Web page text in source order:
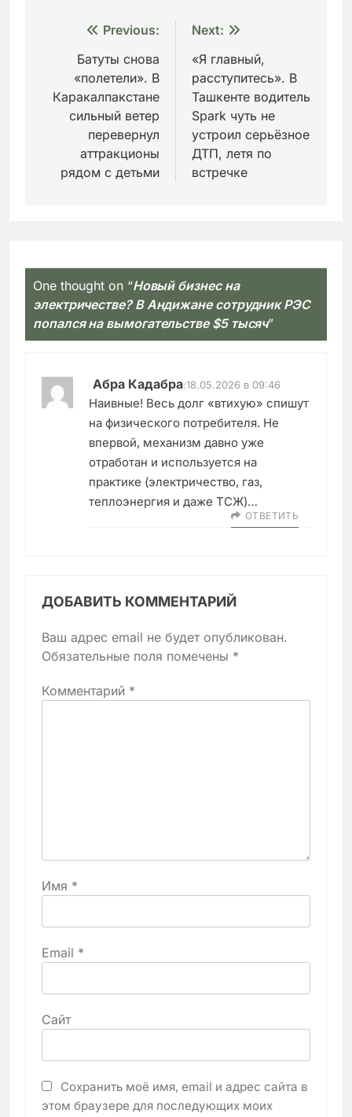
Навигация
записям
Previous:
Батуты снова
«полетели». В
Каракалпакстане
сильный ветер
перевернул
аттракционы
рядом с детьми
Next:
«Я главный,
расступитесь». В
Ташкенте водитель
Spark чуть не
устроил серьёзное
ДТП, летя по
встречке
One thought on “Новый бизнес на
электричестве? В Андижане сотрудник РЭС
попался на вымогательстве $5 тысяч”
Абра Кадабра:18.05.2026 в 09:46
Наивные! Весь долг «втихую» спишут
на физического потребителя. Не
впервой, механизм давно уже
отработан и используется на
практике (электричество, газ,
теплоэнергия и даже ТСЖ)…
ОТВЕТИТЬ
ДОБАВИТЬ КОММЕНТАРИЙ
Ваш адрес email не будет опубликован.
Обязательные поля помечены *
Комментарий *
Имя *
Email *
Сайт
Сохранить моё имя, email и адрес сайта в
этом браузере для последующих моих